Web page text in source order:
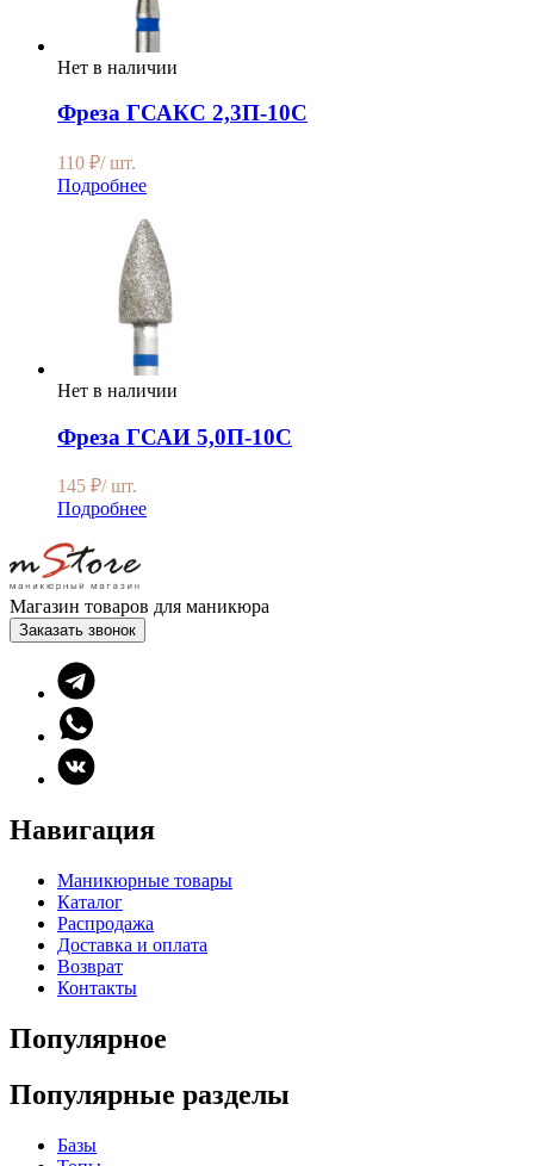
Нет в наличии
Фреза ГСАКС 2,3П-10С
110 ₽/ шт.
Подробнее
Нет в наличии
Фреза ГСАИ 5,0П-10С
145 ₽/ шт.
Подробнее
Магазин товаров для маникюра
Заказать звонок
Навигация
Маникюрные товары
Каталог
Распродажа
Доставка и оплата
Возврат
Контакты
Популярное
Популярные разделы
Базы